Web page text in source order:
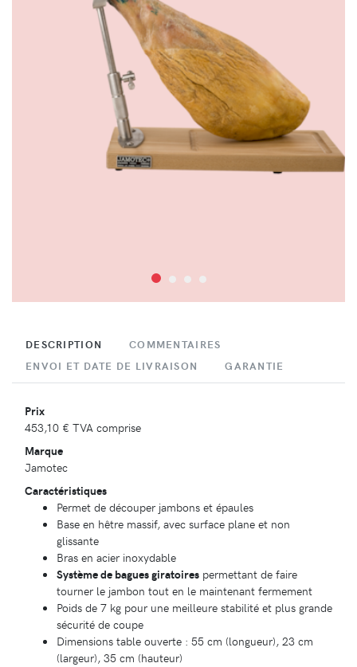
DESCRIPTION
COMMENTAIRES
ENVOI ET DATE DE LIVRAISON
GARANTIE
Prix
453,10 € TVA comprise
Marque
Jamotec
Caractéristiques
Permet de découper jambons et épaules
Base en hêtre massif, avec surface plane et non
glissante
Bras en acier inoxydable
Système de bagues giratoires permettant de faire
tourner le jambon tout en le maintenant fermement
Poids de 7 kg pour une meilleure stabilité et plus grande
sécurité de coupe
Dimensions table ouverte : 55 cm (longueur), 23 cm
(largeur), 35 cm (hauteur)